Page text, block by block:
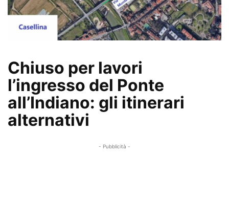
Chiuso per lavori
l’ingresso del Ponte
all’Indiano: gli itinerari
alternativi
- Pubblicità -